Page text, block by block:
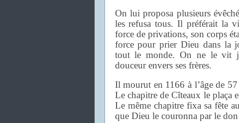
On lui proposa plusieurs
les refusa tous. Il préférait la
force de privations, son corps
force pour prier Dieu dans la
tout le monde. On ne le vit
douceur envers ses frères.
Il mourut en 1166 à l’âge de
Le chapitre de Cîteaux le plaça
Le même chapitre fixa sa fête
que Dieu le couronna par le